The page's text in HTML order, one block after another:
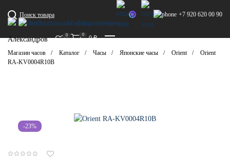
Поиск товара +7 920 620 00 90
Александров
0 0 0 ₽
Магазин часов Каталог Часы Японские часы Orient
Orient
RA-KV0004R10B
-23%